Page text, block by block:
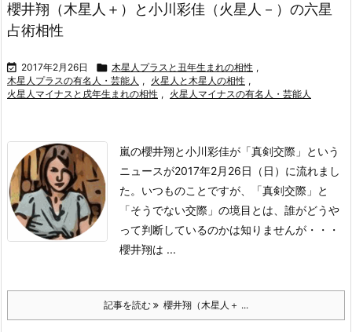
櫻井翔（木星人＋）と小川彩佳（火星人－）の六星
占術相性
 2017年2月26日  木星人プラスと丑年生まれの相性 ,
木星人プラスの有名人・芸能人 , 火星人と木星人の相性 ,
火星人マイナスと戌年生まれの相性 , 火星人マイナスの有名人・芸能人
嵐の櫻井翔と小川彩佳が「真剣交際」という
ニュースが2017年2月26日（日）に流れまし
た。 いつものことですが、「真剣交際」と
「そうでない交際」の境目とは、誰がどうや
って判断しているのかは知りませんが・・・
櫻井翔は ...
記事を読む 櫻井翔（木星人＋ ...